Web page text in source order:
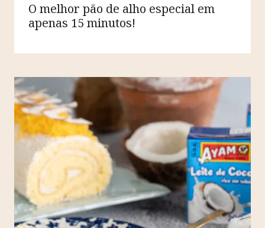
O melhor pão de alho especial em
apenas 15 minutos!